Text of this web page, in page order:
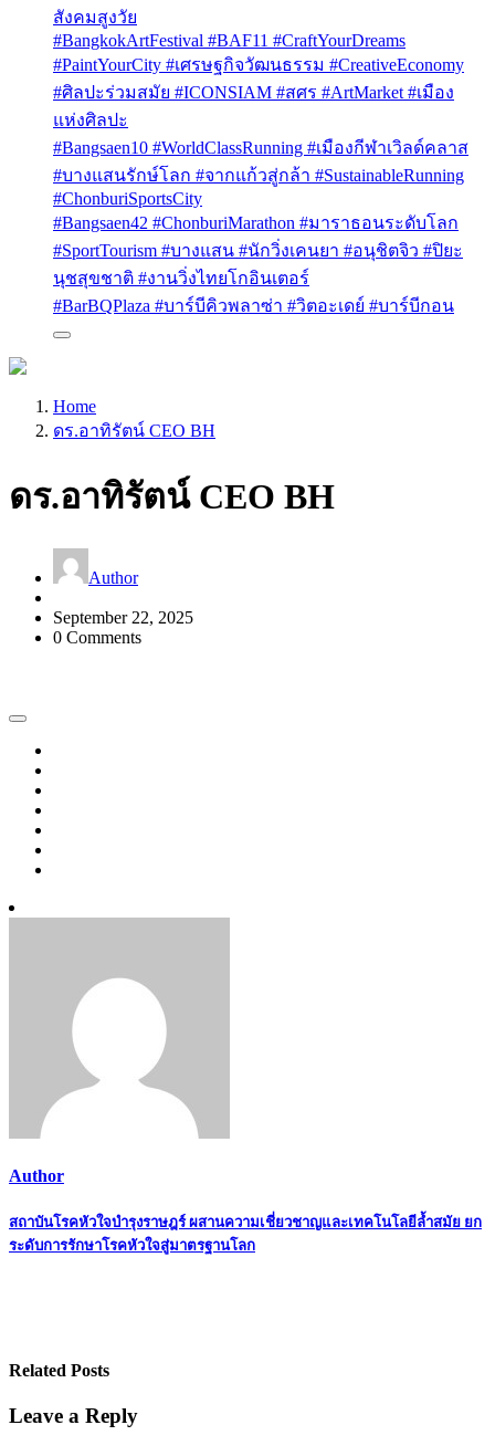
สังคมสูงวัย
#BangkokArtFestival #BAF11 #CraftYourDreams
#PaintYourCity #เศรษฐกิจวัฒนธรรม #CreativeEconomy
#ศิลปะร่วมสมัย #ICONSIAM #สศร #ArtMarket #เมือง
แห่งศิลปะ
#Bangsaen10 #WorldClassRunning #เมืองกีฬาเวิลด์คลาส
#บางแสนรักษ์โลก #จากแก้วสู่กล้า #SustainableRunning
#ChonburiSportsCity
#Bangsaen42 #ChonburiMarathon #มาราธอนระดับโลก
#SportTourism #บางแสน #นักวิ่งเคนยา #อนุชิตจิว #ปิยะ
นุชสุขชาติ #งานวิ่งไทยโกอินเตอร์
#BarBQPlaza #บาร์บีคิวพลาซ่า #วิตอะเดย์ #บาร์บีกอน
Home
ดร.อาทิรัตน์ CEO BH
ดร.อาทิรัตน์ CEO BH
Author
September 22, 2025
0 Comments
Author
Post
navigation
สถาบันโรคหัวใจบำรุงราษฎร์ ผสานความเชี่ยวชาญและเทคโนโลยีล้ำสมัย ยก
ระดับการรักษาโรคหัวใจสู่มาตรฐานโลก
Related Posts
Leave a Reply